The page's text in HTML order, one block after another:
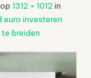
op 1312 × 1012 in
euro investeren
breiden